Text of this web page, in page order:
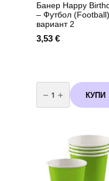
Банер Happy
– Футбол (Football)
вариант 2
3,53 €
количество
за
Банер
Happy
(Football)
КУПИ